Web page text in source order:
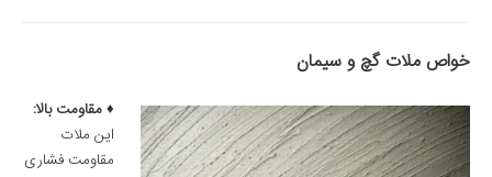
خواص ملات گچ و سیمان
♦مقاومت بالا:
این ملات
مقاومت فشاری